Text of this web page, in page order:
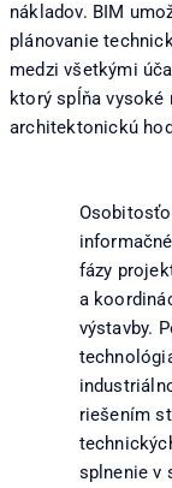
nákladov. BIM
plánovanie
medzi všetkými
ktorý spĺňa vysoké
architektonickú
fázy
a
výstavby.
riešením
splnenie v